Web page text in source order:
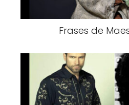
Frases de